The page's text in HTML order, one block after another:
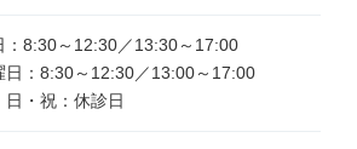
：8:30～12:30／13:30～17:00
日：8:30～12:30／13:00～17:00
日・祝：休診日